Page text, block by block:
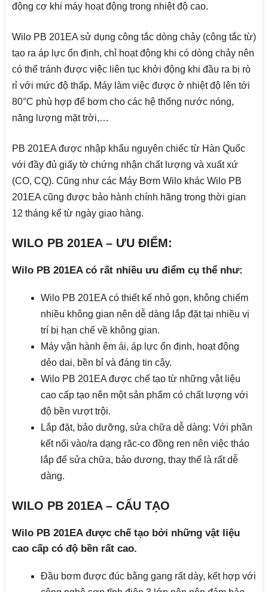
động cơ khi máy hoạt động trong nhiệt độ cao.
Wilo PB 201EA sử dụng công tắc dòng chảy (công tắc từ)
tạo ra áp lực ổn định, chỉ hoạt động khi có dòng chảy nên
có thể tránh được việc liên tục khởi động khi đầu ra bị rò
rỉ với mức độ thấp. Máy làm việc được ở nhiệt độ lên tới
80°C phù hợp để bơm cho các hệ thống nước nóng,
năng lượng mặt trời,…
PB 201EA được nhập khẩu nguyên chiếc từ Hàn Quốc
với đầy đủ giấy tờ chứng nhận chất lượng và xuất xứ
(CO, CQ). Cũng như các Máy Bơm Wilo khác Wilo PB
201EA cũng được bảo hành chính hãng trong thời gian
12 tháng kể từ ngày giao hàng.
WILO PB 201EA – ƯU ĐIỂM:
Wilo PB 201EA có rất nhiều ưu điểm cụ thể như:
Wilo PB 201EA có thiết kế nhỏ gọn, không chiếm
nhiều không gian nên dễ dàng lắp đặt tại nhiều vị
trí bị hạn chế về không gian.
Máy vận hành êm ái, áp lực ổn định, hoạt động
dẻo dai, bền bỉ và đáng tin cậy.
Wilo PB 201EA được chế tạo từ những vật liệu
cao cấp tạo nên một sản phẩm có chất lượng với
độ bền vượt trội.
Lắp đặt, bảo dưỡng, sửa chữa dễ dàng: Với phần
kết nối vào/ra dạng răc-co đồng ren nên việc tháo
lắp để sửa chữa, bảo dương, thay thế là rất dễ
dàng.
WILO PB 201EA – CẤU TẠO
Wilo PB 201EA được chế tạo bởi những vật liệu
cao cấp có độ bền rất cao.
Đầu bơm được đúc bằng gang rất dày, kết hợp với